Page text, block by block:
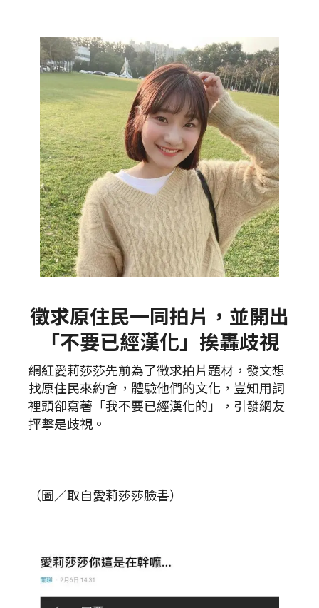
徵求原住民一同拍片，並開出
「不要已經漢化」挨轟歧視
網紅愛莉莎莎先前為了徵求拍片題材，發文想
找原住民來約會，體驗他們的文化，豈知用詞
裡頭卻寫著「我不要已經漢化的」，引發網友
抨擊是歧視。
（圖／取自愛莉莎莎臉書）